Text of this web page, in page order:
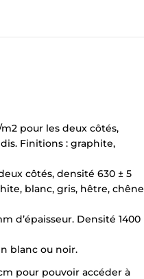
pour les deux côtés,
Finitions : graphite,
côtés, densité 630 ± 5
blanc, gris, hêtre, chêne
d’épaisseur. Densité 1400
blanc ou noir.
pour pouvoir accéder à